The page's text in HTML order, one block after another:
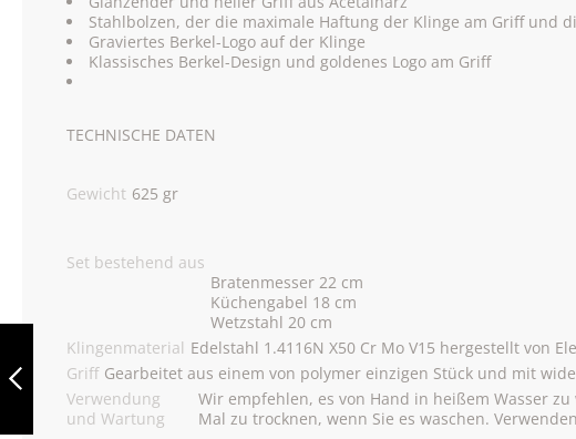
ELEGANCE
KÜCHENGABEL
18CM ROT
ZURÜCK
Stahlbolzen, der die maximale Haftung der Klinge am Griff und
Graviertes Berkel-Logo auf der Klinge
Klassisches Berkel-Design und goldenes Logo am Griff
TECHNISCHE DATEN
Gewicht 625 gr
Set bestehend aus
Bratenmesser 22 cm
Küchengabel 18 cm
Wetzstahl 20 cm
Klingenmaterial Edelstahl 1.4116N X50 Cr Mo V15 hergestellt von
Griff Gearbeitet aus einem von polymer einzigen Stück und mit
Verwendung
und Wartung
Wir empfehlen, es von Hand in heißem Wasser
Mal zu trocknen, wenn Sie es waschen.